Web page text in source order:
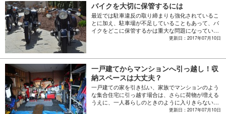
バイクを大切に保管するには
最近では駐車違反の取り締まりも強化されているこ
とに加え、駐車場が不足していることもあって、バ
イクをどこに保管するかは重大な問題になっていま
す。今回はそんなバイクの保管方法について紹介し
更新日：2017年07月10日
一戸建てからマンションへ引っ越し！収
納スペースは大丈夫？
一戸建ての家を引き払い、家族でマンションのよう
な集合住宅に引っ越す場合は、さらに荷物が増える
うえに、一人暮らしのときのように入りきらない荷
物を実家に置いていくこともできないので困ってし
更新日：2017年07月10日